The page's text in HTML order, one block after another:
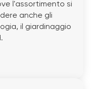
l'assortimento si
anche gli
il giardinaggio